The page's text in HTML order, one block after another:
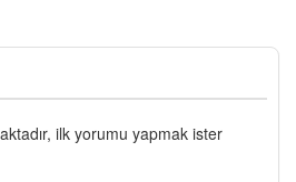
ilk yorumu yapmak ister